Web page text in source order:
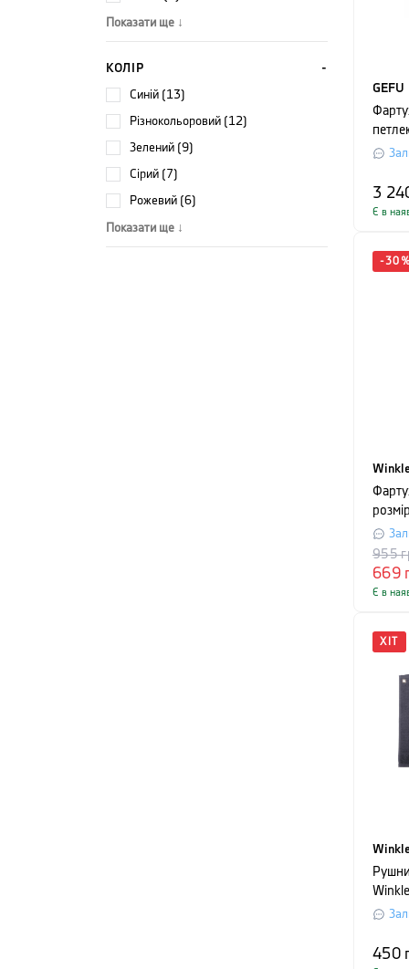
Показати ще ↓
КОЛІР
синій (13)
різнокольоровий (12)
зелений (9)
сірий (7)
рожевий (6)
Показати ще ↓
GEFU
3
Є в
-30
669
955
Є в
ХІТ
сірий
450